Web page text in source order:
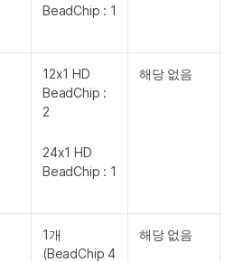
BeadChip : 1
12x1 HD
BeadChip :
2
24x1 HD
BeadChip : 1
해당 없음
1개
(BeadChip 4
해당 없음